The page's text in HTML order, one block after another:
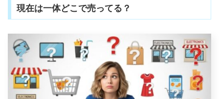
現在は一体どこで売ってる？